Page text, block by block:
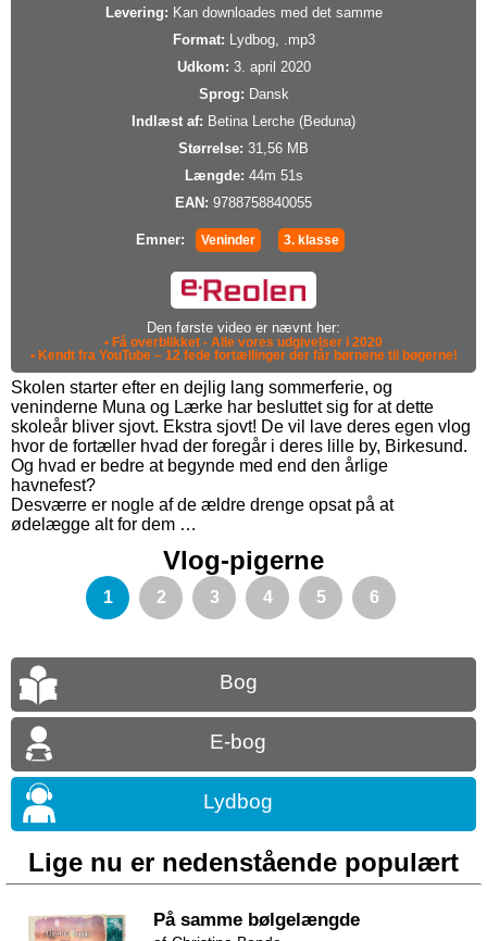
Levering: Kan downloades med det samme
Format: Lydbog, .mp3
Udkom: 3. april 2020
Sprog: Dansk
Indlæst af: Betina Lerche (Beduna)
Størrelse: 31,56 MB
Længde: 44m 51s
EAN: 9788758840055
Emner: Veninder 3. klasse
Den første video er nævnt her:
• Få overblikket - Alle vores udgivelser i 2020
• Kendt fra YouTube – 12 fede fortællinger der får børnene til bøgerne!
Skolen starter efter en dejlig lang sommerferie, og
veninderne Muna og Lærke har besluttet sig for at dette
skoleår bliver sjovt. Ekstra sjovt! De vil lave deres egen vlog
hvor de fortæller hvad der foregår i deres lille by, Birkesund.
Og hvad er bedre at begynde med end den årlige
havnefest?
Desværre er nogle af de ældre drenge opsat på at
ødelægge alt for dem …
Vlog-pigerne
1 2 3 4 5 6
Bog
E-bog
Lydbog
Lige nu er nedenstående populært
På samme bølgelængde